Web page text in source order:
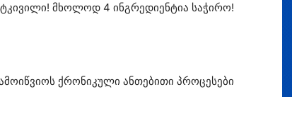
ტკივილი! მხოლოდ 4 ინგრედიენტია საჭირო!
ქრონიკული ანთებითი პროცესები